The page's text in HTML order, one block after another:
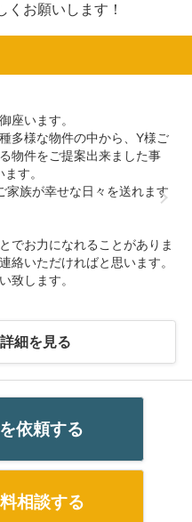
くお願いします！
座います。
多様な物件の中から、Y様ご
物件をご提案出来ました事
す。
家族が幸せな日々を送れます
でお力になれることがありま
絡いただければと思います。
致します。
細を見る
依頼する
相談する